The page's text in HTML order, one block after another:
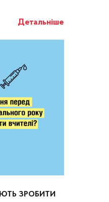
Детальніше
ЗРОБИТИ